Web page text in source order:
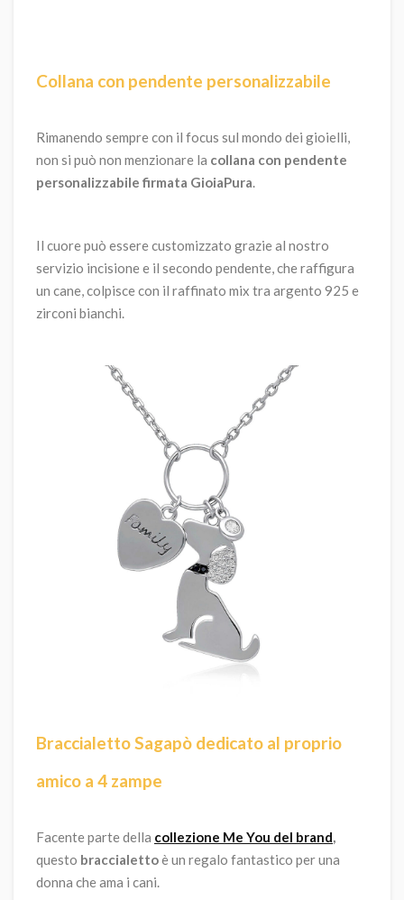
Collana con pendente personalizzabile
Rimanendo sempre con il focus sul mondo dei gioielli,
non si può non menzionare la collana con pendente
personalizzabile firmata GioiaPura.
Il cuore può essere customizzato grazie al nostro
servizio incisione e il secondo pendente, che raffigura
un cane, colpisce con il raffinato mix tra argento 925 e
zirconi bianchi.
Braccialetto Sagapò dedicato al proprio
amico a 4 zampe
Facente parte della collezione Me You del brand,
questo braccialettoè un regalo fantastico per una
donna che ama i cani.